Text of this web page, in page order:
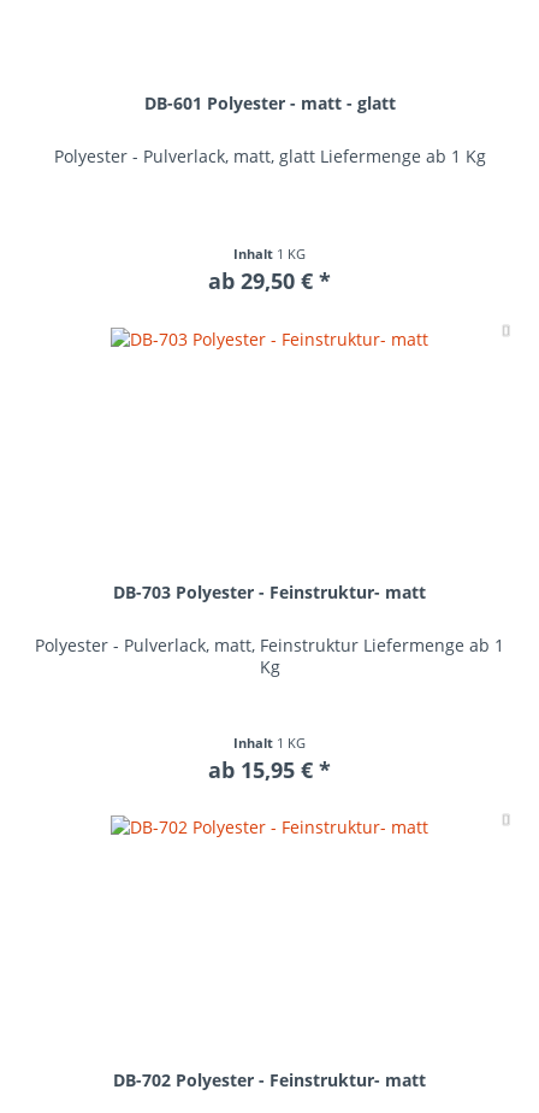
DB-601 Polyester - matt - glatt
Polyester - Pulverlack, matt, glatt Liefermenge ab 1 Kg
Inhalt 1 KG
ab 29,50 € *
DB-703 Polyester - Feinstruktur- matt
Polyester - Pulverlack, matt, Feinstruktur Liefermenge ab 1
Kg
Inhalt 1 KG
ab 15,95 € *
DB-702 Polyester - Feinstruktur- matt